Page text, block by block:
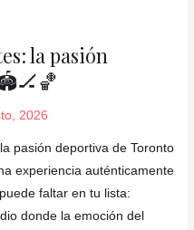
la pasión
2026
pasión deportiva de Toronto
experiencia auténticamente
faltar en tu lista:
donde la emoción del